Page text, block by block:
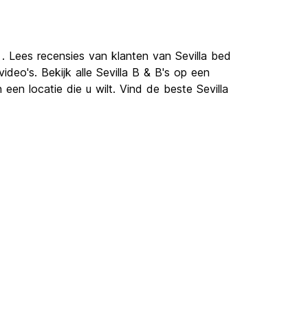
recensies van klanten van Sevilla bed
Bekijk alle Sevilla B & B's op een
locatie die u wilt. Vind de beste Sevilla